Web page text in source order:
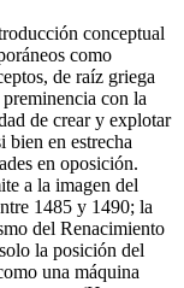
conceptual
como
de raíz griega
con la
de crear y explotar
bien en estrecha
en oposición.
a la imagen del
1485 y 1490; la
del Renacimiento
la posición del
una máquina